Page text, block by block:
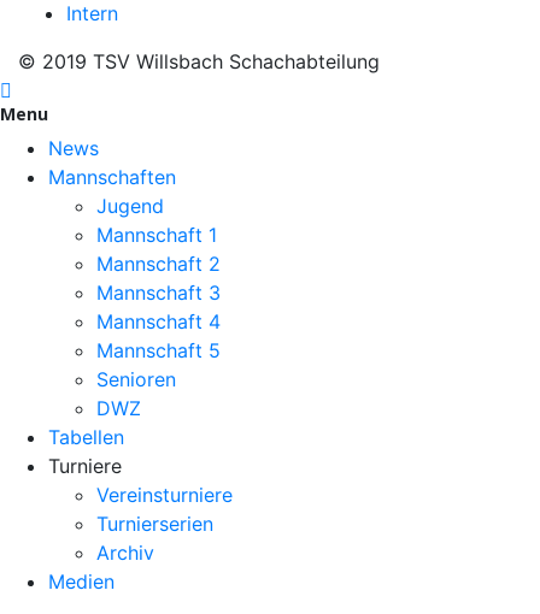
Intern
© 2019 TSV Willsbach Schachabteilung
Menu
News
Mannschaften
Jugend
Mannschaft 1
Mannschaft 2
Mannschaft 3
Mannschaft 4
Mannschaft 5
Senioren
DWZ
Tabellen
Turniere
Vereinsturniere
Turnierserien
Archiv
Medien